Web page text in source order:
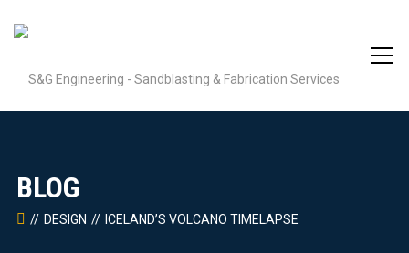
BLOG
DESIGN ICELAND’S VOLCANO TIMELAPSE